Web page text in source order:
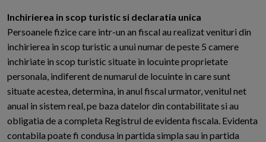
Inchirierea in scop turistic si declaratia unica
Persoanele fizice care intr-un an fiscal au realizat venituri din
inchirierea in scop turistic a unui numar de peste 5 camere
inchiriate in scop turistic situate in locuinte proprietate
personala, indiferent de numarul de locuinte in care sunt
situate acestea, determina, in anul fiscal urmator, venitul net
anual in sistem real, pe baza datelor din contabilitate si au
obligatia de a completa Registrul de evidenta fiscala. Evidenta
contabila poate fi condusa in partida simpla sau in partida